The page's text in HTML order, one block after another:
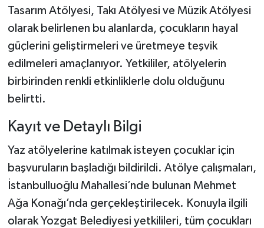
Tasarım Atölyesi, Takı Atölyesi ve Müzik Atölyesi
olarak belirlenen bu alanlarda, çocukların hayal
güçlerini geliştirmeleri ve üretmeye teşvik
edilmeleri amaçlanıyor. Yetkililer, atölyelerin
birbirinden renkli etkinliklerle dolu olduğunu
belirtti.
Kayıt ve Detaylı Bilgi
Yaz atölyelerine katılmak isteyen çocuklar için
başvuruların başladığı bildirildi. Atölye çalışmaları,
İstanbulluoğlu Mahallesi’nde bulunan Mehmet
Ağa Konağı’nda gerçekleştirilecek. Konuyla ilgili
olarak Yozgat Belediyesi yetkilileri, tüm çocukları